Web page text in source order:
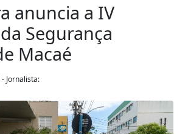
anuncia a IV
Segurança
Macaé
Jornalista: